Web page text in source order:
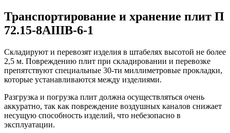
Транспортирование и хранение плит П
72.15-8АIIIВ-6-1
Складируют и перевозят изделия в штабелях высотой не более
2,5 м. Повреждению плит при складировании и перевозке
препятствуют специальные 30-ти миллиметровые прокладки,
которые устанавливаются между изделиями.
Разгрузка и погрузка плит должна осуществляться очень
аккуратно, так как повреждение воздушных каналов снижает
несущую способность изделий, что небезопасно в
эксплуатации.